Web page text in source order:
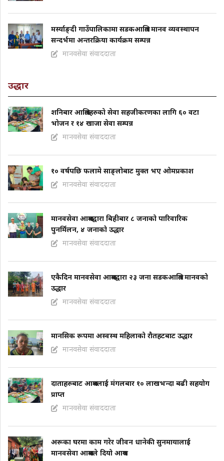
मर्स्याङ्दी गाउँपालिकामा सडकआश्रित मानव व्यवस्थापन
सन्दर्भमा अन्तरक्रिया कार्यक्रम सम्पन्न
मानवसेवा संवाददाता
उद्धार
शनिबार आश्रितहरुकाे सेवा सहजीकरणका लागि ६० वटा
भाेजन र १४ खाजा सेवा सम्पन्न
मानवसेवा संवाददाता
१० वर्षपछि फलामे साङ्लोबाट मुक्त भए ओमप्रकाश
मानवसेवा संवाददाता
मानवसेवा आश्रमद्वारा बिहीबार ८ जनाको पारिवारिक
पुनर्मिलन, ४ जनाको उद्धार
मानवसेवा संवाददाता
एकैदिन मानवसेवा आश्रमद्वारा २३ जना सडकआश्रित मानवको
उद्धार
मानवसेवा संवाददाता
मानसिक रूपमा अस्वस्थ महिलाको राैतहटबाट उद्धार
मानवसेवा संवाददाता
दाताहरुबाट आश्रमलाई मंगलबार १० लाखभन्दा बढी सहयोग
प्राप्त
मानवसेवा संवाददाता
अरूका घरमा काम गरेर जीवन धानेकी सुनमायालाई
मानवसेवा आश्रमले दियो आश्रय